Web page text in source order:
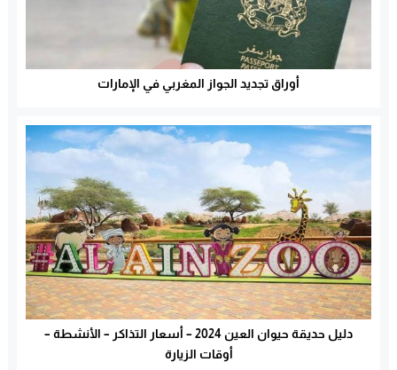
أوراق تجديد الجواز المغربي في الإمارات
دليل حديقة حيوان العين 2024 – أسعار التذاكر – الأنشطة –
أوقات الزيارة